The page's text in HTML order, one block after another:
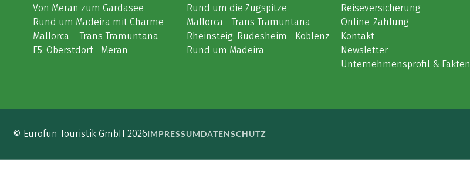
Von Meran zum Gardasee
Rund um Madeira mit Charme
Mallorca – Trans Tramuntana
E5: Oberstdorf - Meran
Rund um die Zugspitze
Mallorca - Trans Tramuntana
Rheinsteig: Rüdesheim - Koblenz
Rund um Madeira
Reiseversicherung
Online-Zahlung
Kontakt
Newsletter
Unternehmensprofil & Fakten
© Eurofun Touristik GmbH 2026IMPRESSUMDATENSCHUTZ